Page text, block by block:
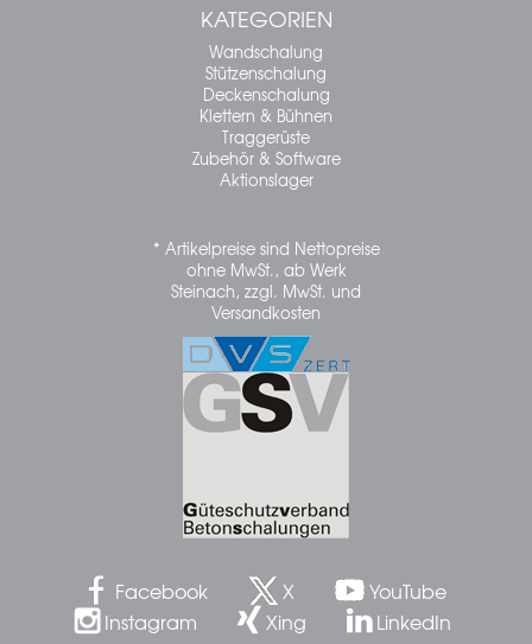
KATEGORIEN
Wandschalung
Stützenschalung
Deckenschalung
Klettern & Bühnen
Traggerüste
Zubehör & Software
Aktionslager
* Artikelpreise sind Nettopreise
ohne MwSt., ab Werk
Steinach, zzgl. MwSt. und
Versandkosten
Facebook X
YouTube
Instagram
Xing LinkedIn